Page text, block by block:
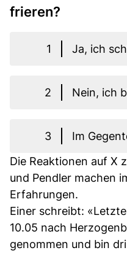
frieren?
1 Ja, ich
2 Nein, ich
3
Im
Die Reaktionen auf X
und Pendler machen
Erfahrungen.
Einer schreibt:
10.05 nach
genommen und bin